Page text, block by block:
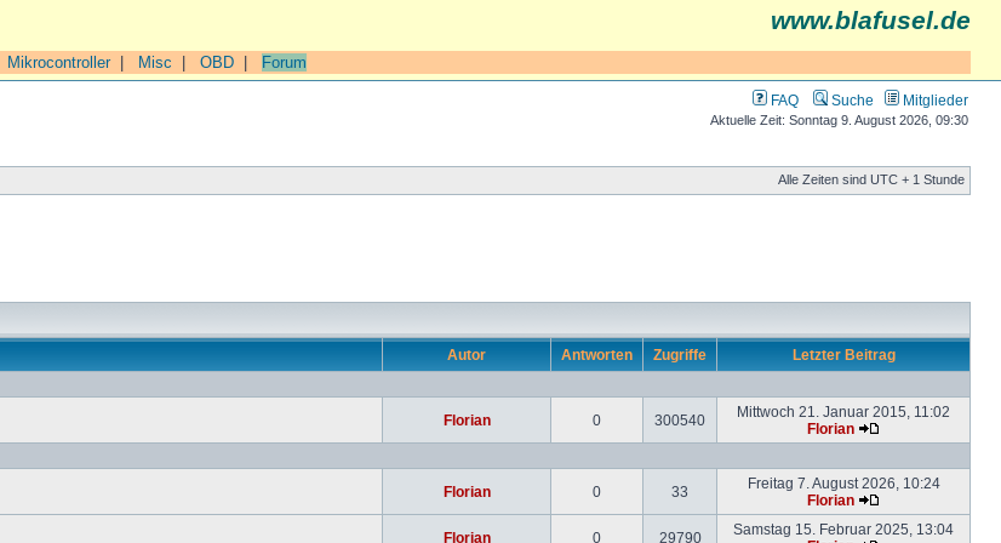
www.blafusel.de
Mikrocontroller| Misc OBD Forum
FAQ Suche Mitglieder
Aktuelle Zeit: Sonntag 9. August 2026, 09:30
Alle Zeiten sind UTC + 1 Stunde
Autor Antworten Zugriffe Letzter Beitrag
Florian 0 300540
Mittwoch 21. Januar 2015, 11:02
Florian
Florian 0 33
Freitag 7. August 2026, 10:24
Florian
Florian 0 29790
Samstag 15. Februar 2025, 13:04